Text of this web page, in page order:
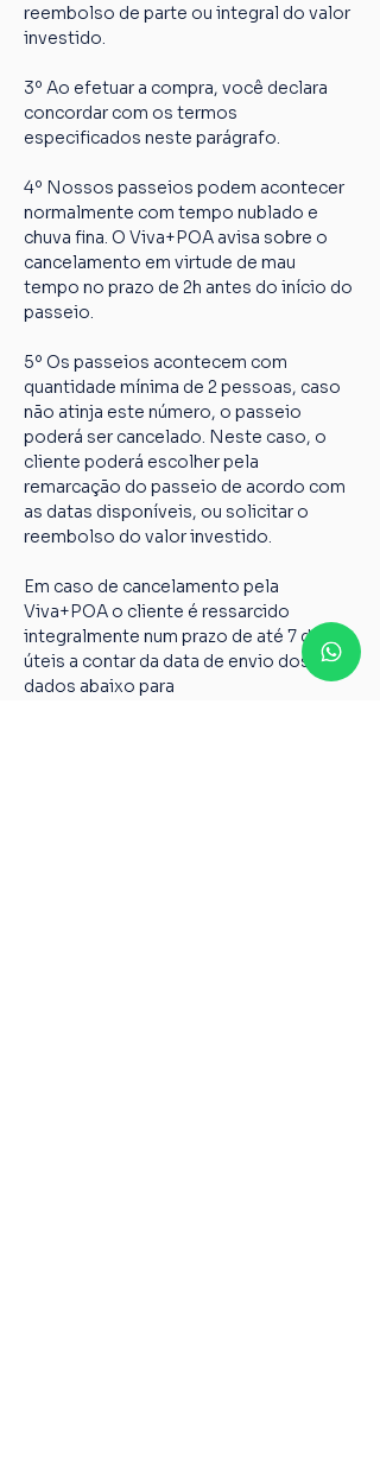
reembolso de parte ou integral do valor
investido.
3º Ao efetuar a compra, você declara
concordar com os termos
especificados neste parágrafo.
4º Nossos passeios podem acontecer
normalmente com tempo nublado e
chuva fina. O Viva+POA avisa sobre o
cancelamento em virtude de mau
tempo no prazo de 2h antes do início do
passeio.
5º Os passeios acontecem com
quantidade mínima de 2 pessoas, caso
não atinja este número, o passeio
poderá ser cancelado. Neste caso, o
cliente poderá escolher pela
remarcação do passeio de acordo com
as datas disponíveis, ou solicitar o
reembolso do valor investido.
Em caso de cancelamento pela
Viva+POA o cliente é ressarcido
integralmente num prazo de até 7 dias
úteis a contar da data de envio dos
dados abaixo para